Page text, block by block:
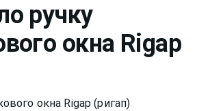
ручку
окна Rigap
окна Rigap (ригап)